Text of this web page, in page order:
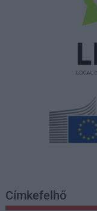
Címkefelhő